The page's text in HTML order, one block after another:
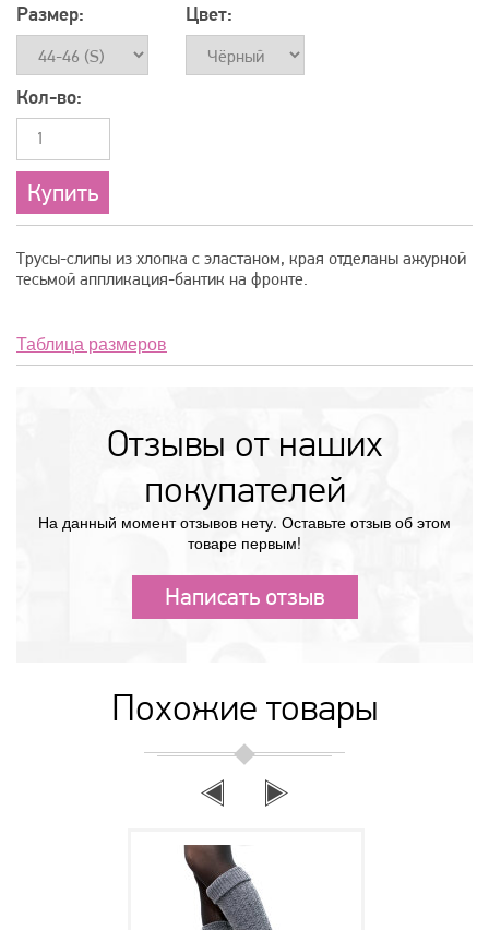
Размер: Цвет:
Кол-во:
Трусы-слипы из хлопка с эластаном, края отделаны ажурной
тесьмой аппликация-бантик на фронте.
Таблица размеров
Отзывы от наших
покупателей
На данный момент отзывов нету. Оставьте отзыв об этом
товаре первым!
Написать отзыв
Похожие товары